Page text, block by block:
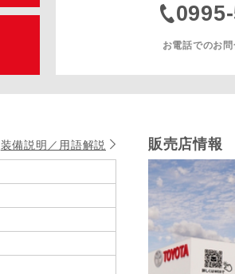
お電話でのお問
装備説明／用語解説 販売店情報